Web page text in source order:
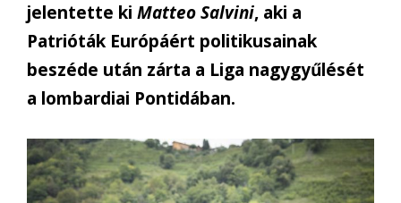
jelentette ki Matteo Salvini, aki a
Patrióták Európáért politikusainak
beszéde után zárta a Liga nagygyűlését
a lombardiai Pontidában.